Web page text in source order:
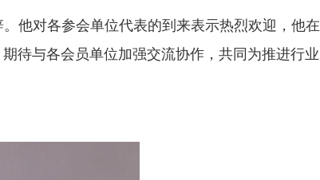
他对各参会单位代表的到来表示热烈欢迎，他在
待与各会员单位加强交流协作，共同为推进行业